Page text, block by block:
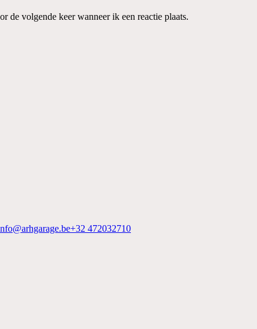
de volgende keer wanneer ik een reactie plaats.
+32 472032710